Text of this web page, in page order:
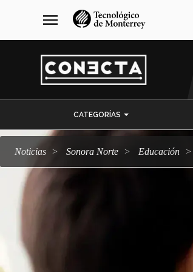
navegación
principal
menu
CATEGORÍAS
Noticias Sonora Norte Educación